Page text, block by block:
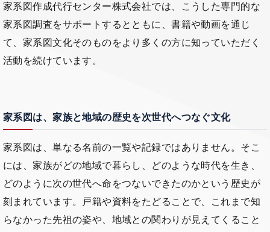
家系図作成代行センター株式会社では、こうした専門的な
家系図調査をサポートするとともに、書籍や動画を通じ
て、家系図文化そのものをより多くの方に知っていただく
活動を続けています。
家系図は、家族と地域の歴史を次世代へつなぐ文化
家系図は、単なる名前の一覧や記録ではありません。そこ
には、家族がどの地域で暮らし、どのような時代を生き、
どのように次の世代へ命をつないできたのかという歴史が
刻まれています。戸籍や資料をたどることで、これまで知
らなかった先祖の姿や、地域との関わりが見えてくること